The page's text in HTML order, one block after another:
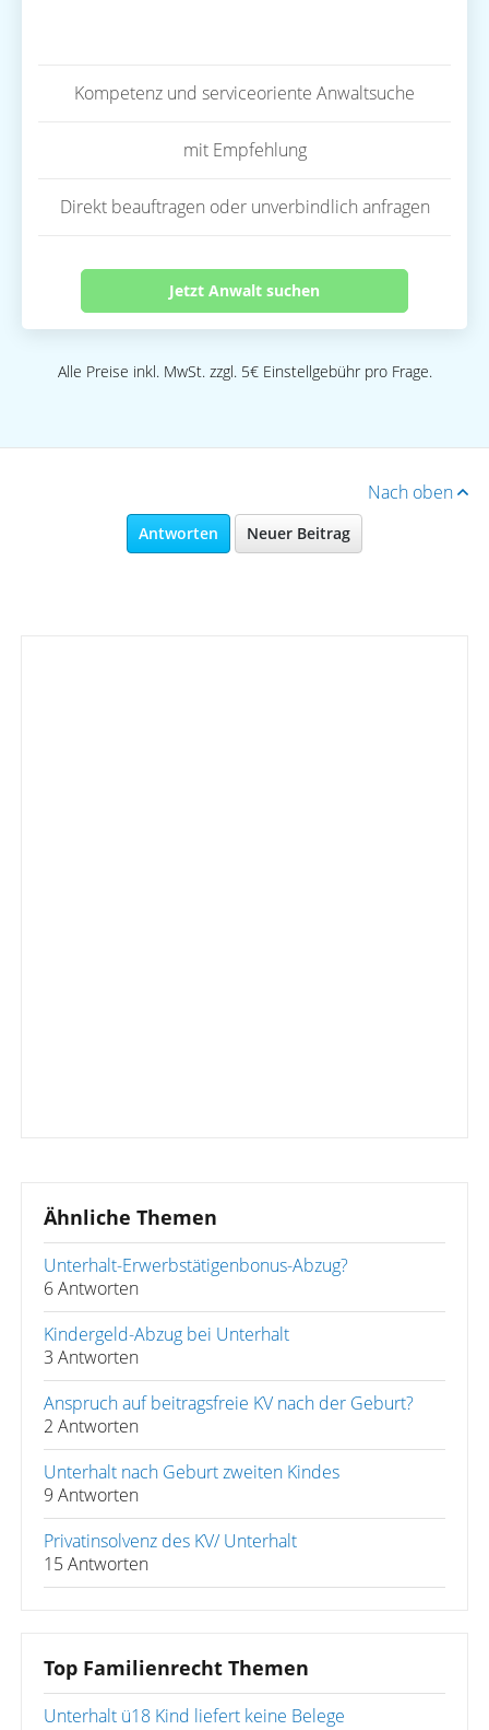
Kompetenz und serviceoriente Anwaltsuche
mit Empfehlung
Direkt beauftragen oder unverbindlich anfragen
Jetzt Anwalt suchen
Alle Preise inkl. MwSt. zzgl. 5€ Einstellgebühr pro Frage.
Nach oben
Antworten Neuer Beitrag
Ähnliche Themen
Unterhalt-Erwerbstätigenbonus-Abzug?
6 Antworten
Kindergeld-Abzug bei Unterhalt
3 Antworten
Anspruch auf beitragsfreie KV nach der Geburt?
2 Antworten
Unterhalt nach Geburt zweiten Kindes
9 Antworten
Privatinsolvenz des KV/ Unterhalt
15 Antworten
Top Familienrecht Themen
Unterhalt ü18 Kind liefert keine Belege